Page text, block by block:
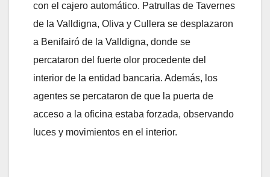
con el cajero automático. Patrullas de Tavernes
de la Valldigna, Oliva y Cullera se desplazaron
a Benifairó de la Valldigna, donde se
percataron del fuerte olor procedente del
interior de la entidad bancaria. Además, los
agentes se percataron de que la puerta de
acceso a la oficina estaba forzada, observando
luces y movimientos en el interior.